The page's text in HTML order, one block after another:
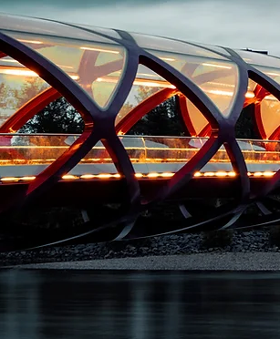
JPA ITALIA
La tua crescita, la nostra esperienza.
Soluzioni fiscali e contabili su
misura per un mondo globale.